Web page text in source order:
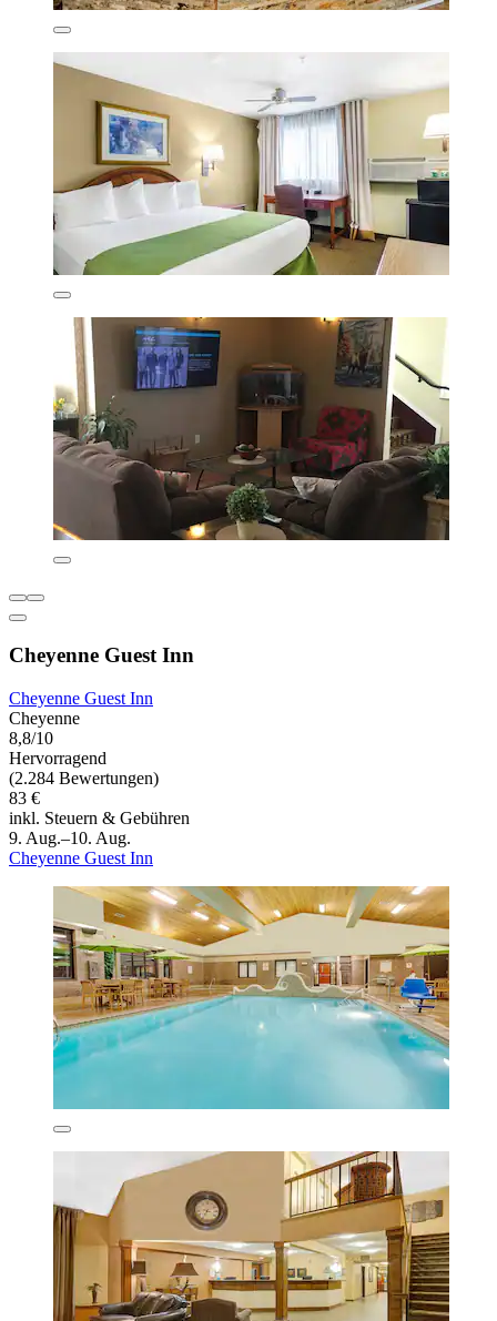
Cheyenne Guest Inn
Cheyenne Guest Inn
Cheyenne
8,8/10
Hervorragend
(2.284 Bewertungen)
83 €
inkl. Steuern & Gebühren
9. Aug.–10. Aug.
Cheyenne Guest Inn